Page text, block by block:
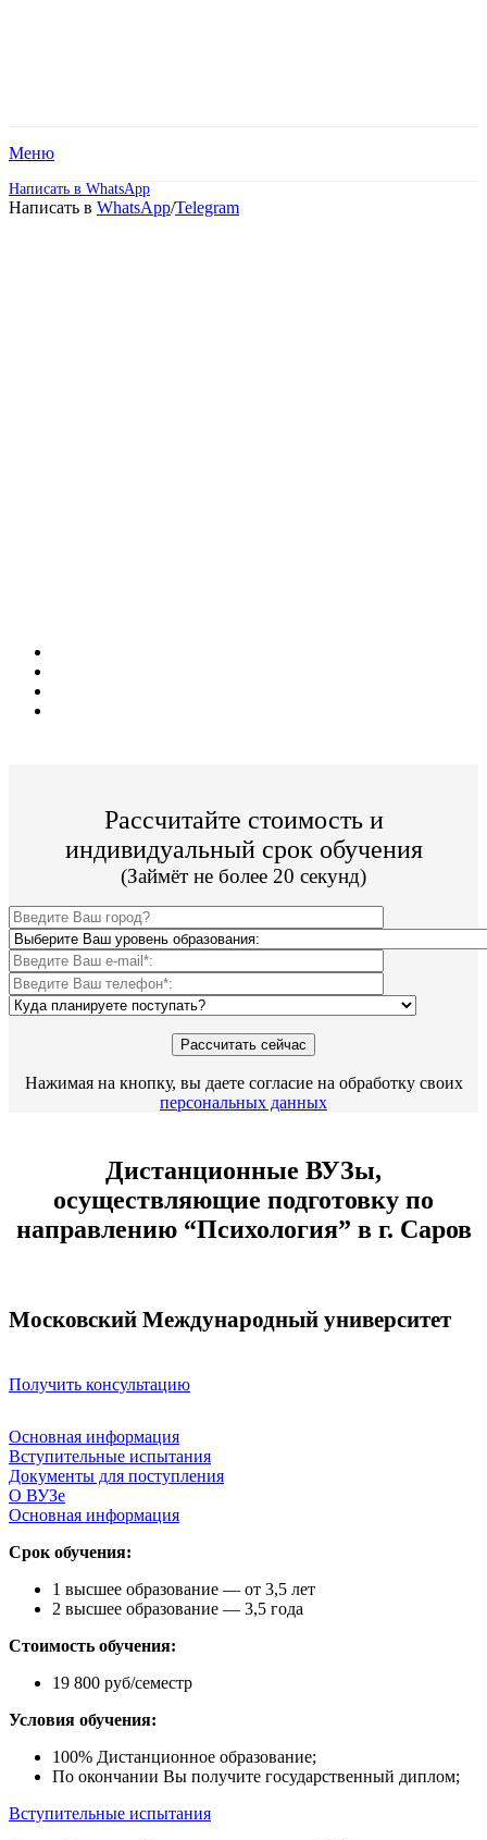
Меню
Написать в WhatsApp
Написать в WhatsApp/Telegram
Рассчитайте стоимость и
индивидуальный срок обучения
(Займёт не более 20 секунд)
Нажимая на кнопку, вы даете согласие на обработку своих
персональных данных
Дистанционные ВУЗы,
осуществляющие подготовку по
направлению “Психология” в г. Саров
Московский Международный университет
Получить консультацию
Основная информация
Вступительные испытания
Документы для поступления
О ВУЗе
Основная информация
Срок обучения:
1 высшее образование — от 3,5 лет
2 высшее образование — 3,5 года
Стоимость обучения:
19 800 руб/семестр
Условия обучения:
100% Дистанционное образование;
По окончании Вы получите государственный диплом;
Вступительные испытания